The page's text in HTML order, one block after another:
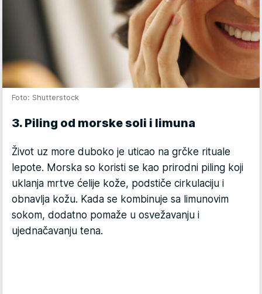
Foto: Shutterstock
3. Piling od morske soli i limuna
Život uz more duboko je uticao na grčke rituale
lepote. Morska so koristi se kao prirodni piling koji
uklanja mrtve ćelije kože, podstiče cirkulaciju i
obnavlja kožu. Kada se kombinuje sa limunovim
sokom, dodatno pomaže u osvežavanju i
ujednačavanju tena.